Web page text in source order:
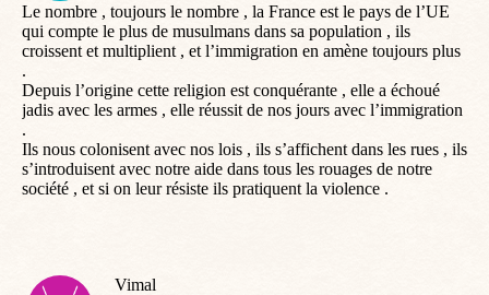
Le nombre , toujours le nombre , la France est le pays de l’UE
qui compte le plus de musulmans dans sa population , ils
croissent et multiplient , et l’immigration en amène toujours plus
.
Depuis l’origine cette religion est conquérante , elle a échoué
jadis avec les armes , elle réussit de nos jours avec l’immigration
.
Ils nous colonisent avec nos lois , ils s’affichent dans les rues , ils
s’introduisent avec notre aide dans tous les rouages de notre
société , et si on leur résiste ils pratiquent la violence .
Vimal